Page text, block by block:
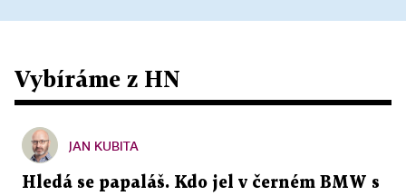
Vybíráme z HN
JAN KUBITA
Hledá se papaláš. Kdo jel v černém BMW s